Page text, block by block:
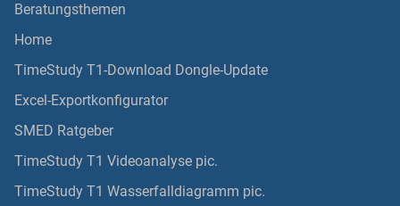
Beratungsthemen
Home
TimeStudy T1-Download Dongle-Update
Excel-Exportkonfigurator
SMED Ratgeber
TimeStudy T1 Videoanalyse pic.
TimeStudy T1 Wasserfalldiagramm pic.